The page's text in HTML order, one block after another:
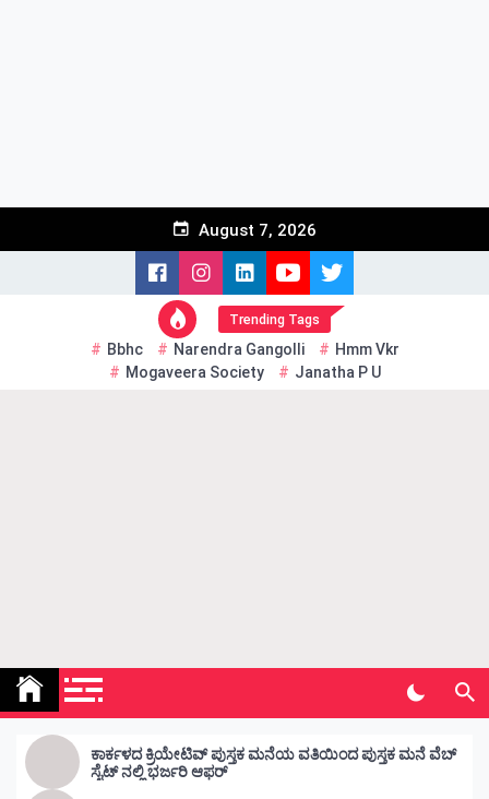
August 7, 2026
Trending Tags
Bbhc Narendra Gangolli
Hmm Vkr
Mogaveera Society
Janatha P U
Kunda Vahini – ಕುಂದ ವಾಹಿನಿ
ಕಾರ್ಕಳದ ಕ್ರಿಯೇಟಿವ್ ಪುಸ್ತಕ ಮನೆಯ ವತಿಯಿಂದ ಪುಸ್ತಕ ಮನೆ ವೆಬ್
ಸೈಟ್ ನಲ್ಲಿ ಭರ್ಜರಿ ಆಫರ್